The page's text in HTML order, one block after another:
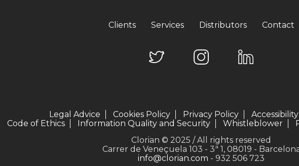
Clients Services Distributors Contact
Legal Advice Cookies Policy Privacy Policy
Code of Ethics
Information Quality and Security Whistleblower
Clorian © 2025 / All rights reserved
Carrer de Veneçuela 103 - 3ª 1, 08019 -
info@clorian.com - 932 506 723